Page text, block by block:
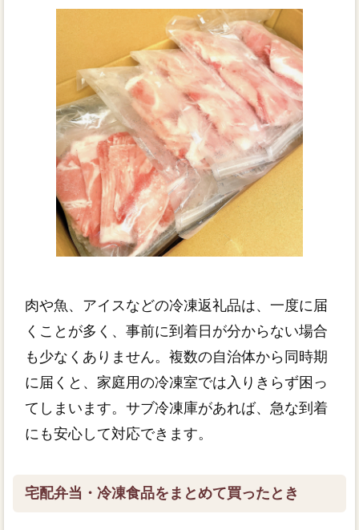
肉や魚、アイスなどの冷凍返礼品は、一度に届
くことが多く、事前に到着日が分からない場合
も少なくありません。複数の自治体から同時期
に届くと、家庭用の冷凍室では入りきらず困っ
てしまいます。サブ冷凍庫があれば、急な到着
にも安心して対応できます。
宅配弁当・冷凍食品をまとめて買ったとき